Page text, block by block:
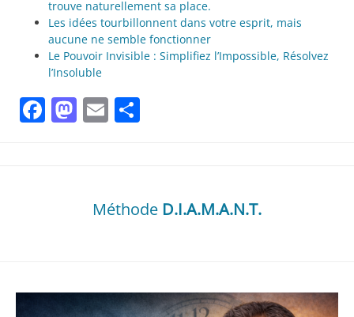
trouve naturellement sa place.
Les idées tourbillonnent dans votre esprit, mais
aucune ne semble fonctionner
Le Pouvoir Invisible : Simplifiez l’Impossible, Résolvez
l’Insoluble
Facebook
Mastodon
Email
Méthode D.I.A.M.A.N.T.